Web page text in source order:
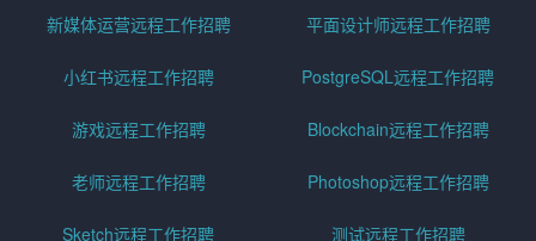
新媒体运营远程工作招聘 平面设计师远程工作招聘
小红书远程工作招聘 PostgreSQL远程工作招聘
游戏远程工作招聘 Blockchain远程工作招聘
老师远程工作招聘 Photoshop远程工作招聘
Sketch远程工作招聘 测试远程工作招聘